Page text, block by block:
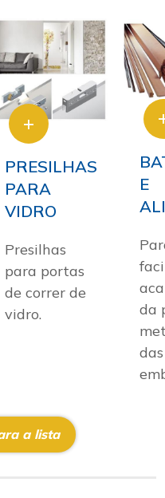
PRESILHAS
PARA
VIDRO
Presilhas
para portas
de correr de
vidro.
E
da
a lista